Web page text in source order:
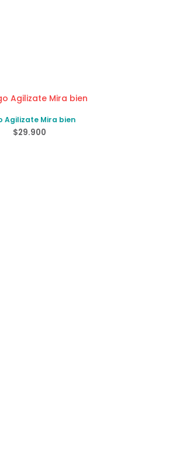
Agilizate Mira bien
$29.900